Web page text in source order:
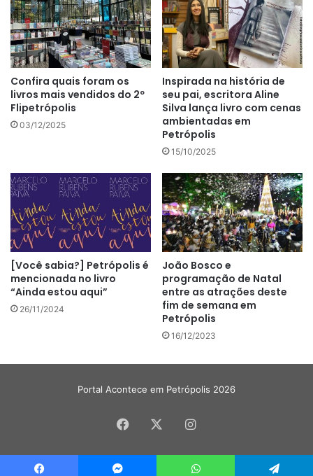
Confira quais foram os
livros mais vendidos do 2º
Flipetrópolis
03/12/2025
Inspirada na história de
seu pai, escritora Aline
Silva lança livro com cenas
ambientadas em
Petrópolis
15/10/2025
[Você sabia?] Petrópolis é
mencionada no livro
“Ainda estou aqui”
26/11/2024
João Bosco e
programação de Natal
entre as atrações deste
fim de semana em
Petrópolis
16/12/2023
Portal Acontece em Petrópolis 2026
Facebook Instagram